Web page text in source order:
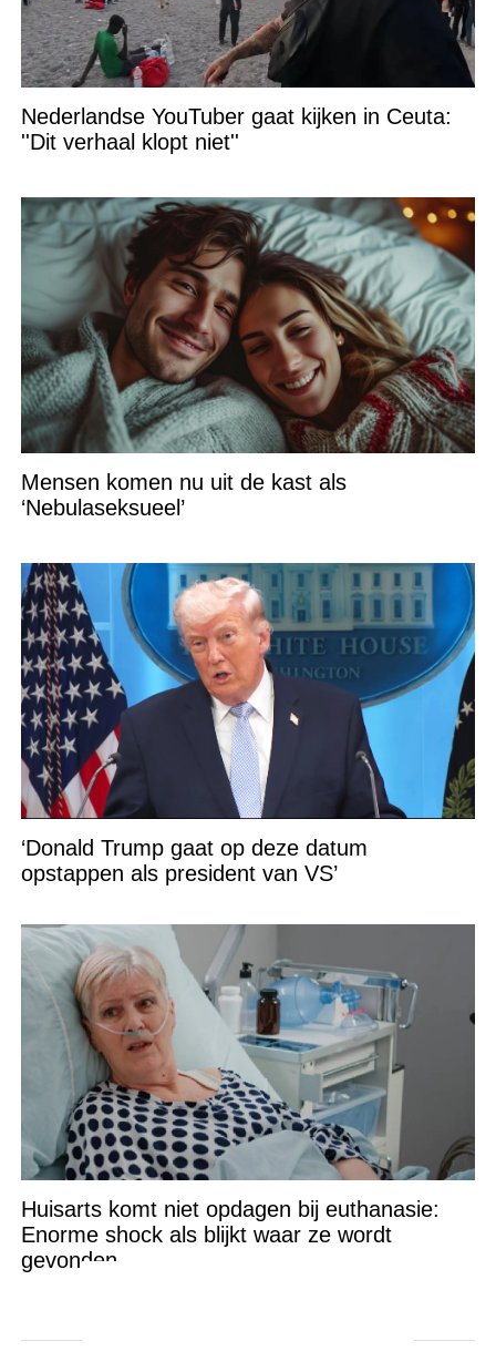
Nederlandse YouTuber gaat kijken in Ceuta:
''Dit verhaal klopt niet''
Mensen komen nu uit de kast als
‘Nebulaseksueel’
‘Donald Trump gaat op deze datum
opstappen als president van VS’
Huisarts komt niet opdagen bij euthanasie:
Enorme shock als blijkt waar ze wordt
gevonden